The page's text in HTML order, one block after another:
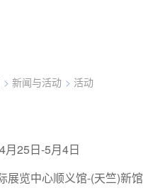
> 新闻与活动 > 活动
月25日-5月4日
展览中心顺义馆-(天竺)新馆